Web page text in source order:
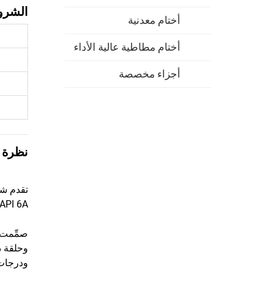
أختام معدنية
أختام مطاطية عالية الأداء
أجزاء مخصصة
تقدم
API 6A في البيئات القاسية الخاصة بالصناعات النفطية والغازية والبتروكيماوية.
ودرجات